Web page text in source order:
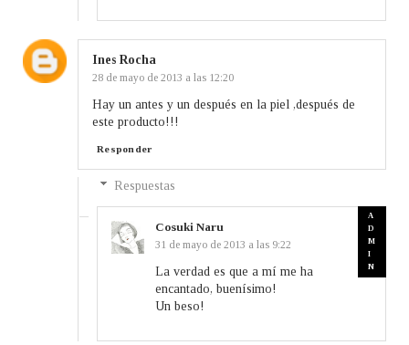
Ines Rocha
28 de mayo de 2013 a las 12:20
Hay un antes y un después en la piel ,después de
este producto!!!
Responder
Respuestas
Cosuki Naru
31 de mayo de 2013 a las 9:22
La verdad es que a mí me ha
encantado, buenísimo!
Un beso!